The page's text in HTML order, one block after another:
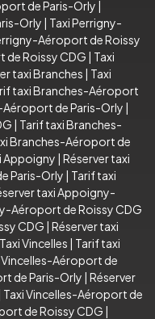
de Paris-Orly |
Orly | Taxi Perrigny-
Aéroport de Roissy
de Roissy CDG | Taxi
taxi Branches | Taxi
taxi Branches-Aéroport
Aéroport de Paris-Orly |
| Tarif taxi Branches-
Branches-Aéroport de
Appoigny | Réserver taxi
Paris-Orly | Tarif taxi
taxi Appoigny-
Aéroport de Roissy CDG
CDG | Réserver taxi
Taxi Vincelles | Tarif taxi
Vincelles-Aéroport de
de Paris-Orly | Réserver
Taxi Vincelles-Aéroport de
de Roissy CDG |